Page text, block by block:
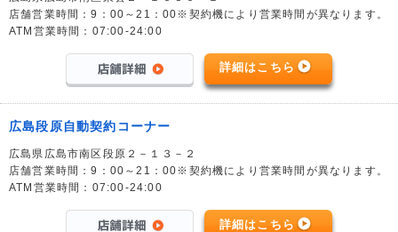
店舗営業時間：9：00～21：00※契約機により営業時間が異なります。
ATM営業時間：07:00-24:00
詳細はこちら
広島段原自動契約コーナー
広島県広島市南区段原２－１３－２
店舗営業時間：9：00～21：00※契約機により営業時間が異なります。
ATM営業時間：07:00-24:00
詳細はこちら